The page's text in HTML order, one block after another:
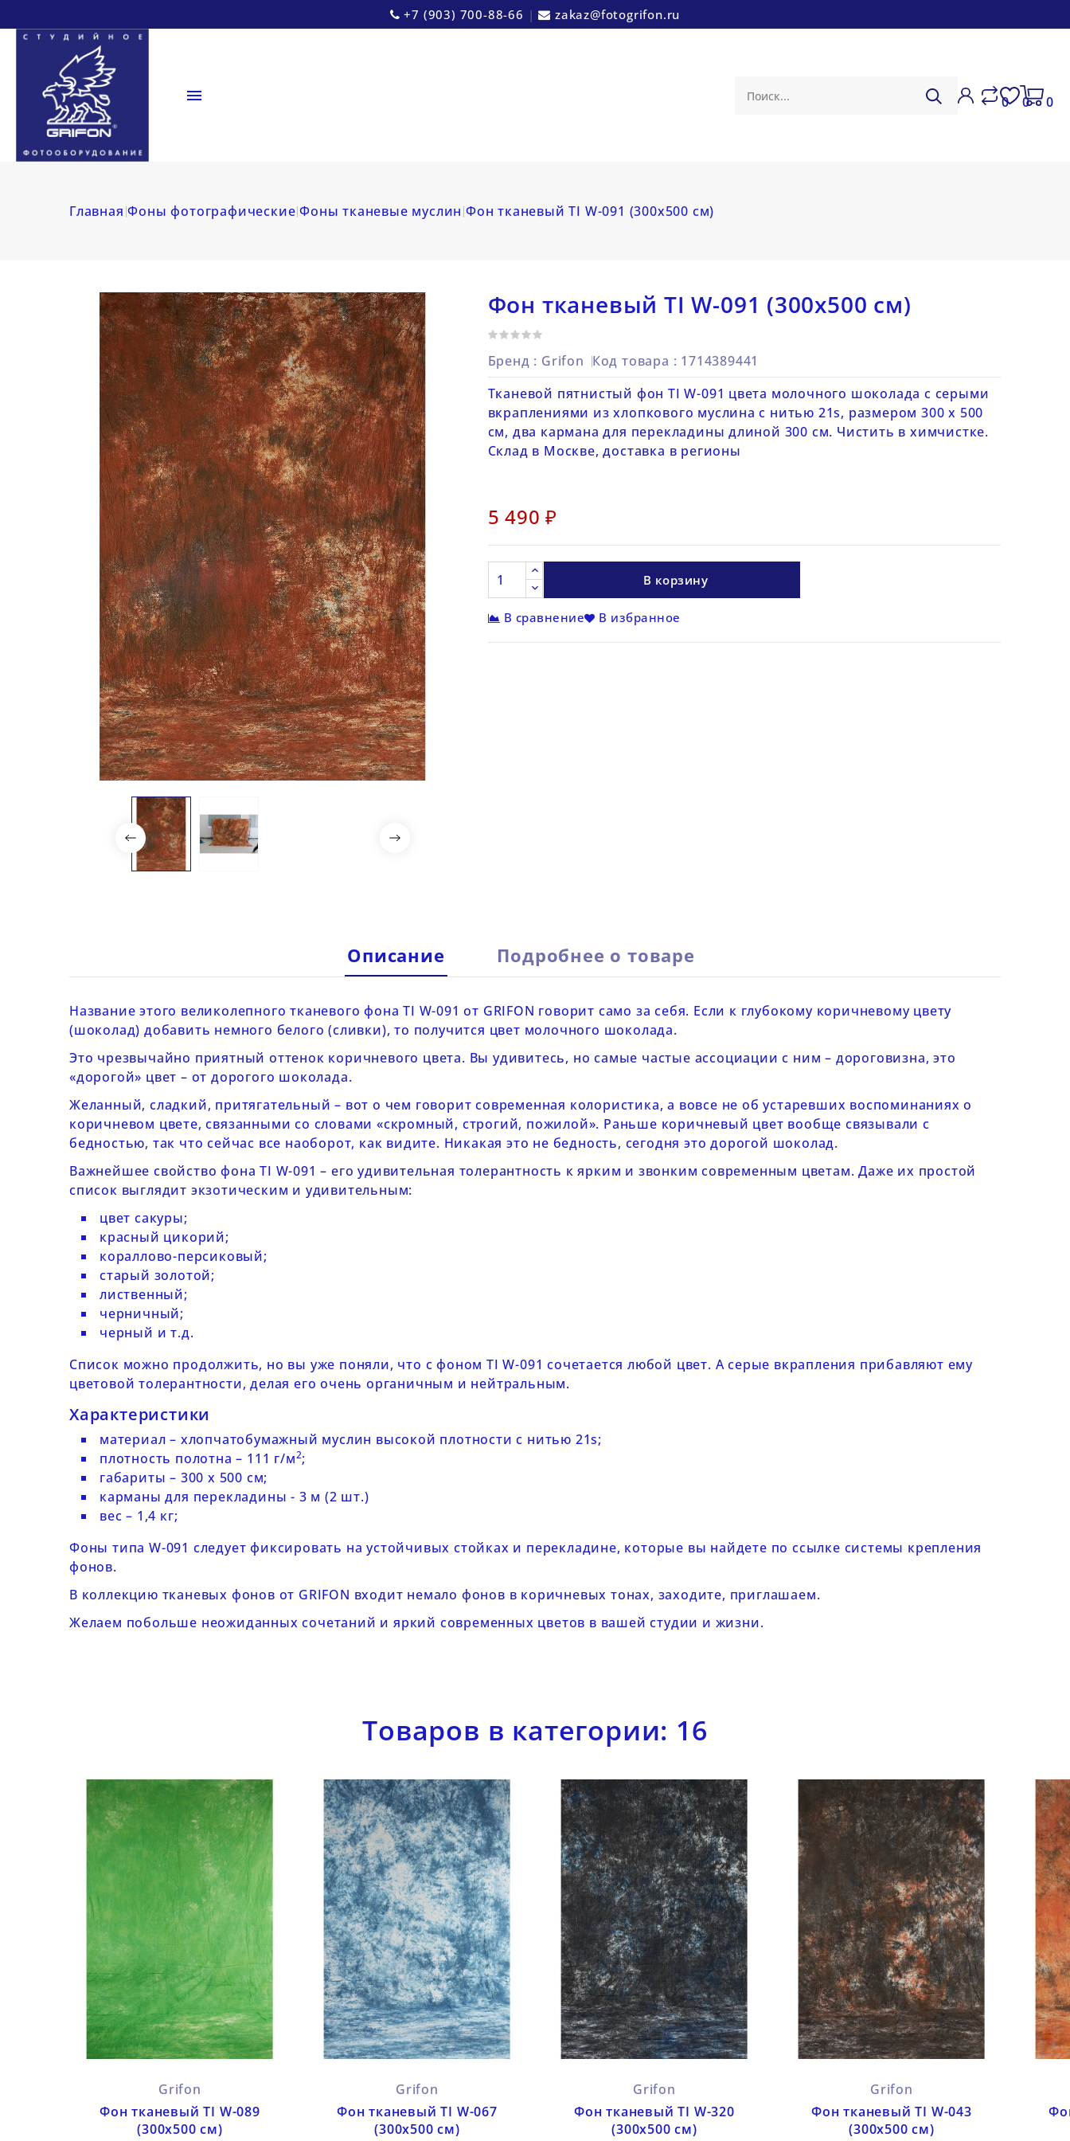
+7 (903) 700-88-66 | zakaz@fotogrifon.ru
 0 0 0
Главная Фоны фотографические Фоны тканевые муслин Фон тканевый TI W-091 (300х500 см)
Фон тканевый TI W-091 (300х500 см)
Бренд : Grifon Код товара : 1714389441
Тканевой пятнистый фон TI W-091 цвета молочного шоколада с серыми
вкраплениями из хлопкового муслина с нитью 21s, размером 300 х 500
см, два кармана для перекладины длиной 300 см. Чистить в химчистке.
Склад в Москве, доставка в регионы
5 490 ₽
В корзину
В сравнение В избранное
Описание Подробнее о товаре
Название этого великолепного тканевогофонаTI W-091 от GRIFON говорит само за себя. Если к глубокому коричневому цвету
(шоколад) добавить немного белого (сливки), то получится цвет молочного шоколада.
Это чрезвычайно приятный оттенок коричневого цвета. Вы удивитесь, но самые частые ассоциации с ним – дороговизна, это
«дорогой» цвет – от дорогого шоколада.
Желанный, сладкий, притягательный – вот о чем говорит современная колористика, а вовсе не об устаревших воспоминаниях о
коричневом цвете, связанными со словами «скромный, строгий, пожилой». Раньше коричневый цвет вообще связывали с
бедностью, так что сейчас все наоборот, как видите. Никакая это не бедность, сегодня это дорогой шоколад.
Важнейшее свойствофонаTI W-091 – его удивительная толерантность к ярким и звонким современным цветам. Даже их простой
список выглядит экзотическим и удивительным:
цвет сакуры;
красный цикорий;
кораллово-персиковый;
старый золотой;
лиственный;
черничный;
черный и т.д.
Список можно продолжить, но вы уже поняли, что c фоном TIW-091 сочетается любой цвет. А серые вкрапления прибавляют ему
цветовой толерантности, делая его очень органичным и нейтральным.
Характеристики
материал – хлопчатобумажный муслин высокой плотности с нитью 21s;
плотность полотна – 111 г/м2;
габариты – 300 х 500 cм;
карманы для перекладины - 3 м (2 шт.)
вес – 1,4 кг;
Фоны типаW-091 следует фиксировать на устойчивых стойках и перекладине, которые вы найдете по ссылке системы крепления
фонов.
В коллекцию тканевых фонов от GRIFON входит немало фонов в коричневых тонах, заходите, приглашаем.
Желаем побольше неожиданных сочетаний и яркий современных цветов в вашей студии и жизни.
Товаров в категории: 16
Grifon
Фон тканевый TI W-089
(300х500 см)
Grifon
Фон тканевый TI W-067
(300х500 см)
Grifon
Фон тканевый TI W-320
(300х500 см)
Grifon
Фон тканевый TI W-043
(300х500 см)